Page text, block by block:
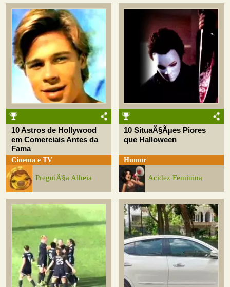
10 Astros de Hollywood
em Comerciais Antes da
Fama
Cinema e TV
PreguiÃ§a Alheia
10 SituaÃ§Ãµes Piores
que Halloween
Humor
Acidez Feminina